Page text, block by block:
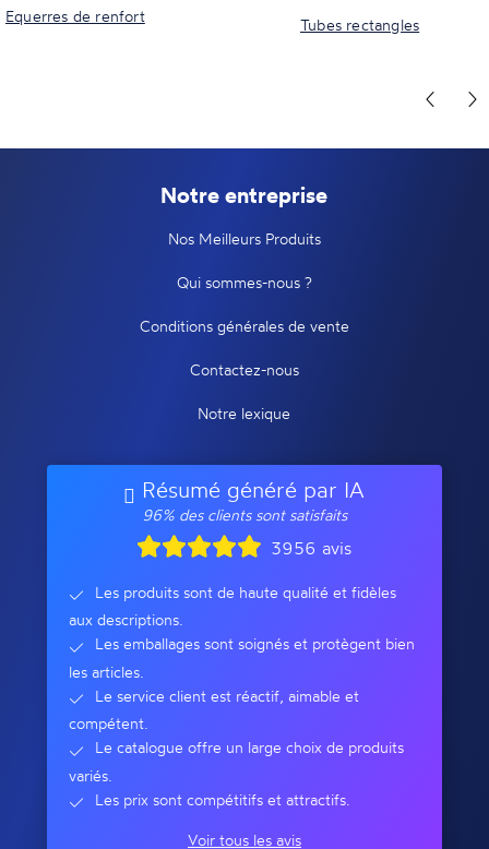
Equerres de renfort
Tubes rectangles
Notre entreprise
Nos Meilleurs Produits
Qui sommes-nous ?
Conditions générales de vente
Contactez-nous
Notre lexique
Résumé généré par IA
96% des clients sont satisfaits
3956 avis
Les produits sont de haute qualité et fidèles
aux descriptions.
Les emballages sont soignés et protègent bien
les articles.
Le service client est réactif, aimable et
compétent.
Le catalogue offre un large choix de produits
variés.
Les prix sont compétitifs et attractifs.
Voir tous les avis